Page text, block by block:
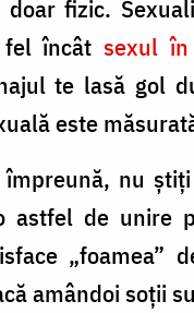
fizic.
încât sexul
te lasă gol
este
nu
de unire
„foamea”
amândoi soţii